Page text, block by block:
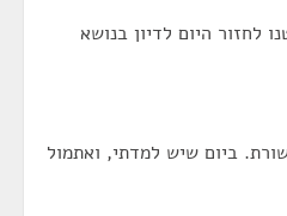
לחזור היום לדיון בנושא
ביום שיש למדתי, ואתמול